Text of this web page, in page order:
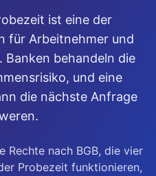
ist eine der
für Arbeitnehmer und
Banken behandeln die
und eine
die nächste Anfrage
Rechte nach BGB, die vier
Probezeit funktionieren,